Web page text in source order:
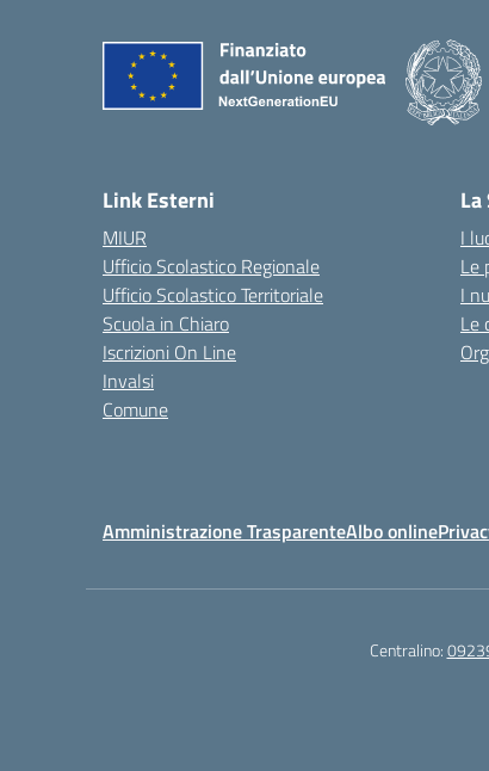
Link Esterni
MIUR
Ufficio Scolastico Regionale
Ufficio Scolastico Territoriale
Scuola in Chiaro
Iscrizioni On Line
Invalsi
Comune
I
Le
I
Le
Amministrazione TrasparenteAlbo online
Centralino: